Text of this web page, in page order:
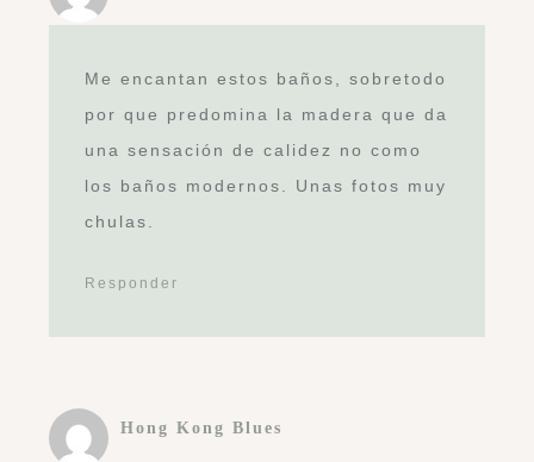
Me encantan estos baños, sobretodo
por que predomina la madera que da
una sensación de calidez no como
los baños modernos. Unas fotos muy
chulas.
Responder
Hong Kong Blues